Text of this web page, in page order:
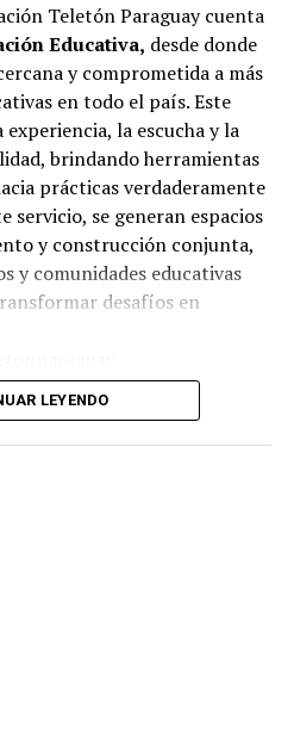
Teletón Paraguay cuenta
Educativa, desde donde
y comprometida a más
en todo el país. Este
la escucha y la
brindando herramientas
prácticas verdaderamente
servicio, se generan espacios
y construcción conjunta,
y comunidades educativas
desafíos en
LEYENDO